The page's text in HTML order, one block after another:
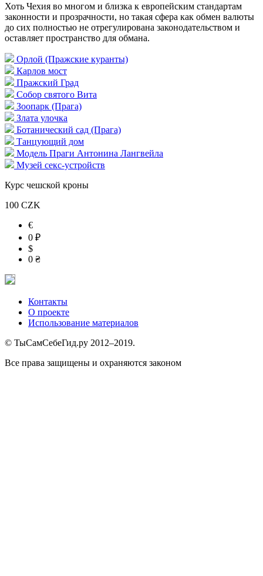
Хоть Чехия во многом и близка к европейским стандартам
законности и прозрачности, но такая сфера как обмен валюты
до сих полностью не отрегулирована законодательством и
оставляет пространство для обмана.
Орлой (Пражские куранты)
Карлов мост
Пражский Град
Собор святого Вита
Зоопарк (Прага)
Злата улочка
Ботанический сад (Прага)
Танцующий дом
Модель Праги Антонина Лангвейла
Музей секс-устройств
Курс чешской кроны
100 CZK
€
0 ₽
$
0 ₴
Контакты
О проекте
Использование материалов
© ТыСамСебеГид.ру 2012–2019.
Все права защищены и охраняются законом